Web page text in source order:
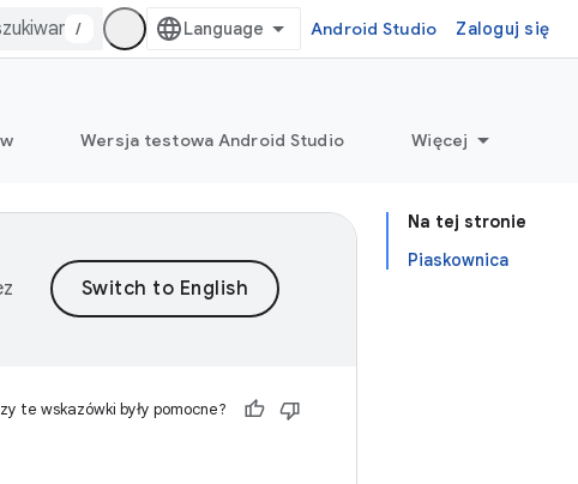
/ Android Studio Zaloguj się
Wersja testowa Android Studio Więcej
Na tej stronie
Piaskownica
te wskazówki były pomocne?